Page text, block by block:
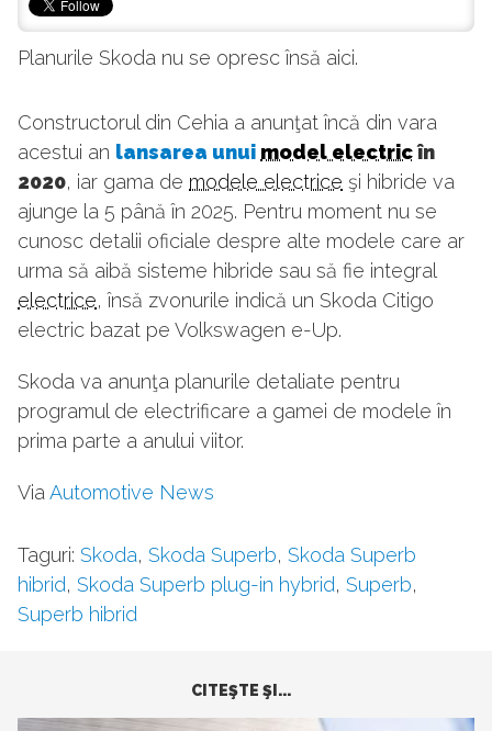
Planurile Skoda nu se opresc însă aici.
Constructorul din Cehia a anunţat încă din vara
acestui an lansarea unui model electricîn
2020, iar gama de modele electrice şi hibride va
ajunge la 5 până în 2025. Pentru moment nu se
cunosc detalii oficiale despre alte modele care ar
urma să aibă sisteme hibride sau să fie integral
electrice, însă zvonurile indică un Skoda Citigo
electric bazat pe Volkswagen e-Up.
Skoda va anunţa planurile detaliate pentru
programul de electrificare a gamei de modele în
prima parte a anului viitor.
ViaAutomotive News
Taguri: Skoda, Skoda Superb, Skoda Superb
hibrid, Skoda Superb plug-in hybrid, Superb,
Superb hibrid
CITEŞTE ŞI...